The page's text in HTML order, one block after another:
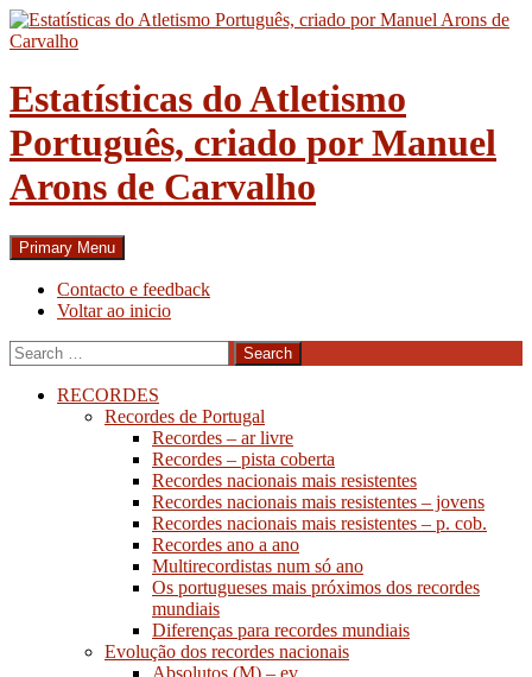
Skip
to
Estatísticas do Atletismo
Português, criado por Manuel
Arons de Carvalho
Search
Primary Menu
Contacto e feedback
Voltar ao inicio
Search
for:
RECORDES
Recordes de Portugal
Recordes – ar livre
Recordes – pista coberta
Recordes nacionais mais resistentes
Recordes nacionais mais resistentes – jovens
Recordes nacionais mais resistentes – p. cob.
Recordes ano a ano
Multirecordistas num só ano
Os portugueses mais próximos dos recordes
mundiais
Diferenças para recordes mundiais
Evolução dos recordes nacionais
Absolutos (M) – ev.